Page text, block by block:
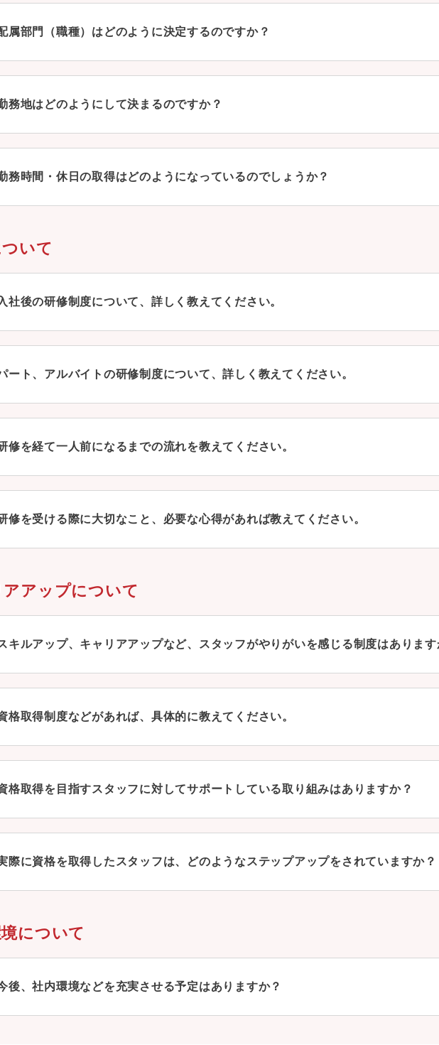
属部門（職種）はどのように決定するのですか？
務地はどのようにして決まるのですか？
務時間・休日の取得はどのようになっているのでしょうか？
いて
社後の研修制度について、詳しく教えてください。
ート、アルバイトの研修制度について、詳しく教えてください。
修を経て一人前になるまでの流れを教えてください。
修を受ける際に大切なこと、必要な心得があれば教えてください。
アアップについて
キルアップ、キャリアアップなど、スタッフがやりがいを感じる制度はありま
格取得制度などがあれば、具体的に教えてください。
格取得を目指すスタッフに対してサポートしている取り組みはありますか？
際に資格を取得したスタッフは、どのようなステップアップをされていますか？
について
後、社内環境などを充実させる予定はありますか？